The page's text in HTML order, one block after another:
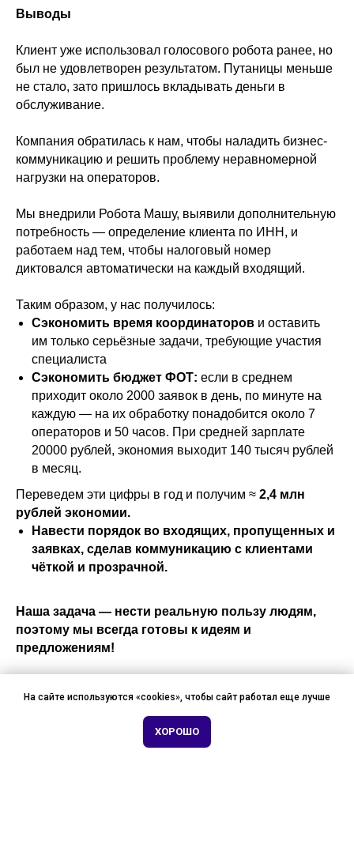
На сайте используются «cookies», чтобы сайт работал еще лучше
ХОРОШО
Выводы
Клиент уже использовал голосового робота ранее, но
был не удовлетворен результатом. Путаницы меньше
не стало, зато пришлось вкладывать деньги в
обслуживание.
Компания обратилась к нам, чтобы наладить бизнес-
коммуникацию и решить проблему неравномерной
нагрузки на операторов.
Мы внедрили Робота Машу, выявили дополнительную
потребность — определение клиента по ИНН, и
работаем над тем, чтобы налоговый номер
диктовался автоматически на каждый входящий.
Таким образом, у нас получилось:
Сэкономить время координаторов и оставить
им только серьёзные задачи, требующие участия
специалиста
Сэкономить бюджет ФОТ: если в среднем
приходит около 2000 заявок в день, по минуте на
каждую — на их обработку понадобится около 7
операторов и 50 часов. При средней зарплате
20000 рублей, экономия выходит 140 тысяч рублей
в месяц.
Переведем эти цифры в год и получим ≈ 2,4 млн
рублей экономии.
Навести порядок во входящих, пропущенных и
заявках, сделав коммуникацию с клиентами
чёткой и прозрачной.
Наша задача — нести реальную пользу людям,
поэтому мы всегда готовы к идеям и
предложениям!
Узнать больше